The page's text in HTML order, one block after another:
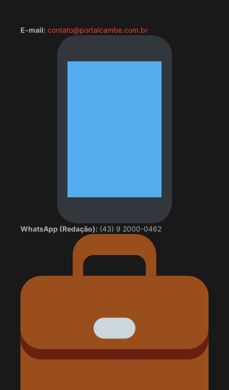
E-mail: contato@portalcambe.com.br
WhatsApp (Redação): (43) 9 2000-0462